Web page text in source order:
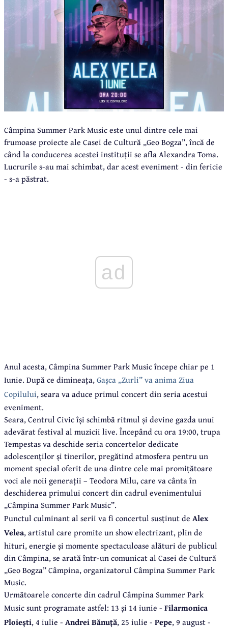
Câmpina Summer Park Music este unul dintre cele mai
frumoase proiecte ale Casei de Cultură „Geo Bogza”, încă de
când la conducerea acestei instituții se afla Alexandra Toma.
Lucrurile s-au mai schimbat, dar acest eveniment - din fericie
- s-a păstrat.
ad
Anul acesta, Câmpina Summer Park Music începe chiar pe 1
Iunie. După ce dimineața,Gașca „Zurli” va anima Ziua
Copilului, seara va aduce primul concert din seria acestui
eveniment.
Seara, Centrul Civic își schimbă ritmul și devine gazda unui
adevărat festival al muzicii live. Începând cu ora 19:00, trupa
Tempestas va deschide seria concertelor dedicate
adolescenților și tinerilor, pregătind atmosfera pentru un
moment special oferit de una dintre cele mai promițătoare
voci ale noii generații – Teodora Milu, care va cânta în
deschiderea primului concert din cadrul evenimentului
„Câmpina Summer Park Music”.
Punctul culminant al serii va fi concertul susținut de Alex
Velea, artistul care promite un show electrizant, plin de
hituri, energie și momente spectaculoase alături de publicul
din Câmpina, se arată într-un comunicat al Casei de Cultură
„Geo Bogza” Câmpina, organizatorul Câmpina Summer Park
Music.
Următoarele concerte din cadrul Câmpina Summer Park
Music sunt programate astfel: 13 și 14 iunie - Filarmonica
Ploiești, 4 iulie - Andrei Bănuță, 25 iulie - Pepe, 9 august -